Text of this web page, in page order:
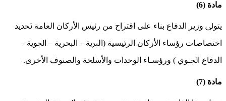
مادة (6)
ﻳﺘﻮﱃ ﻭﺯﻳﺮ ﺍﻟﺪﻓﺎﻉ ﺑﻨﺎﺀ ﻋﻠﻰ ﺍﻗﺘﺮﺍﺡ ﻣﻦ ﺭﺋﻴﺲ ﺍﻷﺭﻛﺎﻥ ﺍﻟﻌﺎﻣﺔ ﲢﺪﻳﺪ
ﺍﺧﺘﺼﺎﺻﺎﺕ ﺭﺅﺳﺎﺀ ﺍﻷﺭﻛﺎﻥ ﺍﻟﺮﺋﻴﺴﻴﺔ (ﺍﻟﱪﻳﺔ – ﺍﻟﺒﺤﺮﻳﺔ – ﺍﳉﻮﻳﺔ –
ﺍﻟﺪﻓﺎﻉ ﺍﳉـﻮﻱ ) ﻭﺭﺅﺳـﺎﺀ ﺍﻟﻮﺣﺪﺍﺕ ﻭﺍﻷﺳﻠﺤﺔ ﻭﺍﻟﺼﻨﻮﻑ ﺍﻷﺧﺮﻯ.
مادة (7)